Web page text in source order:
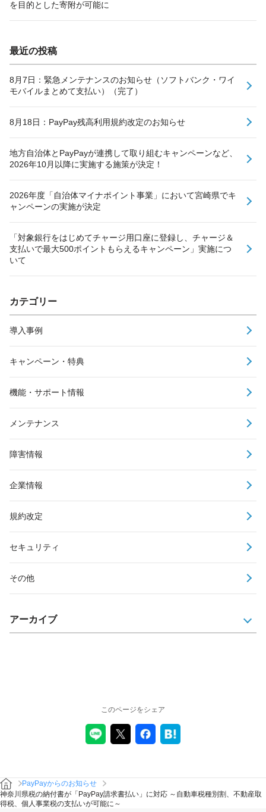
を目的とした寄附が可能に
最近の投稿
8月7日：緊急メンテナンスのお知らせ（ソフトバンク・ワイ
モバイルまとめて支払い）（完了）
8月18日：PayPay残高利用規約改定のお知らせ
地方自治体とPayPayが連携して取り組むキャンペーンなど、
2026年10月以降に実施する施策が決定！
2026年度「自治体マイナポイント事業」において宮崎県でキ
ャンペーンの実施が決定
「対象銀行をはじめてチャージ用口座に登録し、チャージ＆
支払いで最大500ポイントもらえるキャンペーン」実施につ
いて
カテゴリー
導入事例
キャンペーン・特典
機能・サポート情報
メンテナンス
障害情報
企業情報
規約改定
セキュリティ
その他
アーカイブ
このページをシェア
PayPayからのお知らせ
神奈川県税の納付書が「PayPay請求書払い」に対応 ～自動車税種別割、不動産取
得税、個人事業税の支払いが可能に～